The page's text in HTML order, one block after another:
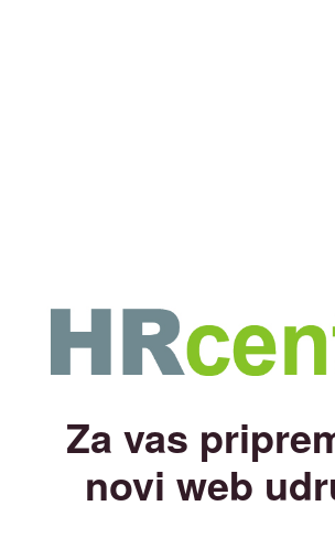
Za vas
novi web